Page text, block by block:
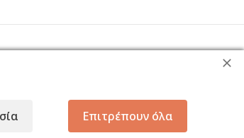
με σκοπό τη βελτίωση
Επιτρέπουν όλα